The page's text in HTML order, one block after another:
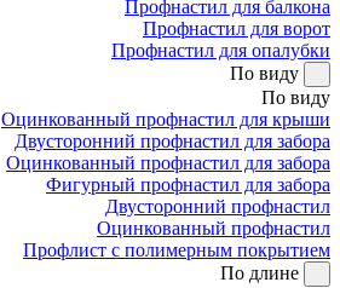
Профнастил для балкона
Профнастил для ворот
Профнастил для опалубки
По виду
По виду
Оцинкованный профнастил для крыши
Двусторонний профнастил для забора
Оцинкованный профнастил для забора
Фигурный профнастил для забора
Двусторонний профнастил
Оцинкованный профнастил
Профлист с полимерным покрытием
По длине